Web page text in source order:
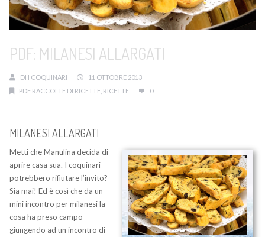
PDF: MILANESI ALLARGATI
DI I COQUINARI
11 OTTOBRE 2013
PDF RACCOLTE DI RICETTE RICETTE 0
MILANESI ALLARGATI
Metti che Manulina decida di
aprire casa sua. I coquinari
potrebbero rifiutare l’invito?
Sia mai! Ed è così che da un
mini incontro per milanesi la
cosa ha preso campo
giungendo ad un incontro di